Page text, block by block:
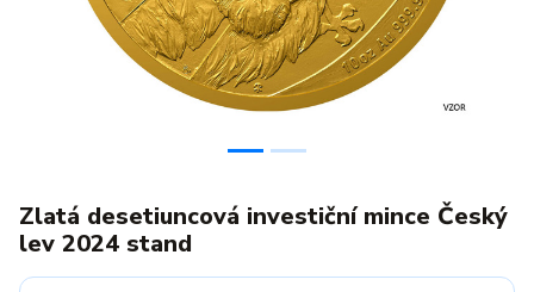
Zlatá desetiuncová investiční mince Český
lev 2024 stand